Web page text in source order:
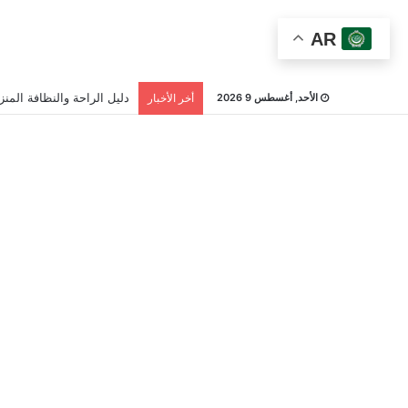
الأحد, أغسطس 9 2026 أخر الأخبار دليل الراحة والنظافة
AR